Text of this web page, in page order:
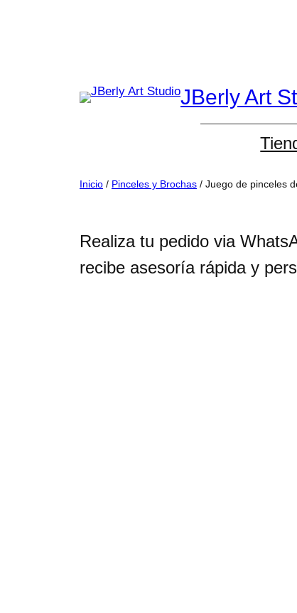
JBerly Art
Inicio / Pinceles y Brochas / Juego de pinceles
Realiza tu pedido via
recibe asesoría rápida y